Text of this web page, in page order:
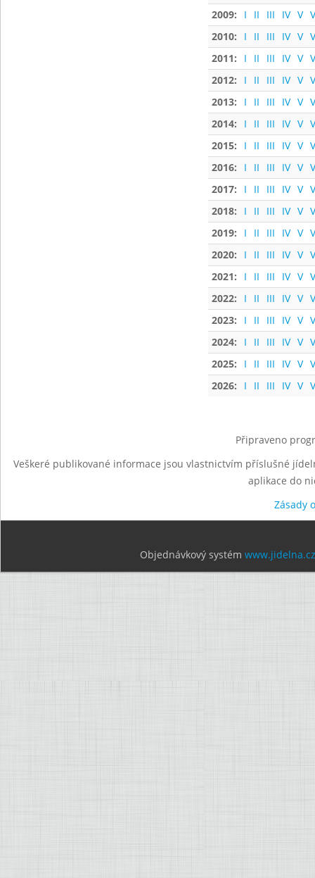
2009:
I II III IV V
2010:
I II III IV V
2011:
I II III IV V
2012:
I II III IV V
2013:
I II III IV V
2014:
I II III IV V
2015:
I II III IV V
2016:
I II III IV V
2017:
I II III IV V
2018:
I II III IV V
2019:
I II III IV V
2020:
I II III IV V
2021:
I II III IV V
2022:
I II III IV V
2023:
I II III IV V
2024:
I II III IV V
2025:
I II III IV V
2026:
I II III IV V
Připraveno
Veškeré publikované informace jsou vlastnictvím příslušné
aplikace do
Zásady
Objednávkový systém www.jidelna.cz